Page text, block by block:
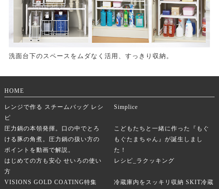
洗面台下のスペースをムダなく活用、すっきり収納。
HOME
レンジで作る スチームバッグ レシ
ピ
Simplice
圧力鍋の本領発揮。口の中でとろ
ける豚の角煮。圧力鍋の扱い方の
ポイントを動画で解説。
こどもたちと一緒に作った『もぐ
もぐたまちゃん』が誕生しまし
た！
はじめての方も安心 せいろの使い
方
レシピ_ラクッキング
VISIONS GOLD COATING特集
冷蔵庫内をスッキリ収納 SKIT冷蔵